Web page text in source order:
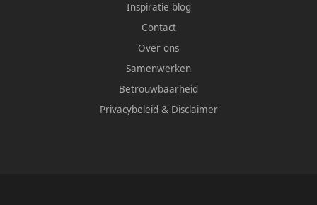
Inspiratie blog
Contact
Over ons
Samenwerken
Betrouwbaarheid
Privacybeleid & Disclaimer